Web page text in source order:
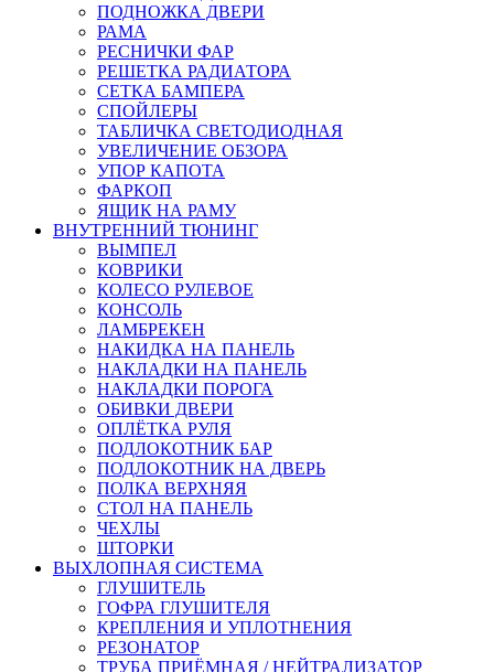
ПОДНОЖКА ДВЕРИ
РАМА
РЕСНИЧКИ ФАР
РЕШЕТКА РАДИАТОРА
СЕТКА БАМПЕРА
СПОЙЛЕРЫ
ТАБЛИЧКА СВЕТОДИОДНАЯ
УВЕЛИЧЕНИЕ ОБЗОРА
УПОР КАПОТА
ФАРКОП
ЯЩИК НА РАМУ
ВНУТРЕННИЙ ТЮНИНГ
ВЫМПЕЛ
КОВРИКИ
КОЛЕСО РУЛЕВОЕ
КОНСОЛЬ
ЛАМБРЕКЕН
НАКИДКА НА ПАНЕЛЬ
НАКЛАДКИ НА ПАНЕЛЬ
НАКЛАДКИ ПОРОГА
ОБИВКИ ДВЕРИ
ОПЛЁТКА РУЛЯ
ПОДЛОКОТНИК БАР
ПОДЛОКОТНИК НА ДВЕРЬ
ПОЛКА ВЕРХНЯЯ
СТОЛ НА ПАНЕЛЬ
ЧЕХЛЫ
ШТОРКИ
ВЫХЛОПНАЯ СИСТЕМА
ГЛУШИТЕЛЬ
ГОФРА ГЛУШИТЕЛЯ
КРЕПЛЕНИЯ И УПЛОТНЕНИЯ
РЕЗОНАТОР
ТРУБА ПРИЁМНАЯ / НЕЙТРАЛИЗАТОР